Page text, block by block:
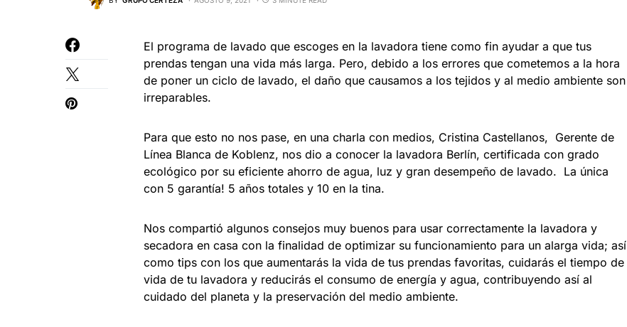
El programa de lavado que escoges en la lavadora tiene como fin ayudar a que tus
prendas tengan una vida más larga. Pero, debido a los errores que cometemos a la hora
de poner un ciclo de lavado, el daño que causamos a los tejidos y al medio ambiente son
irreparables.
Para que esto no nos pase, en una charla con medios, Cristina Castellanos, Gerente de
Línea Blanca de Koblenz, nos dio a conocer la lavadora Berlín, certificada con grado
ecológico por su eficiente ahorro de agua, luz y gran desempeño de lavado. La única
con 5 garantía! 5 años totales y 10 en la tina.
Nos compartió algunos consejos muy buenos para usar correctamente la lavadora y
secadora en casa con la finalidad de optimizar su funcionamiento para un alarga vida; así
como tips con los que aumentarás la vida de tus prendas favoritas, cuidarás el tiempo de
vida de tu lavadora y reducirás el consumo de energía y agua, contribuyendo así al
cuidado del planeta y la preservación del medio ambiente.